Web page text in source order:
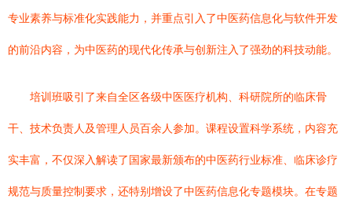
专业素养与标准化实践能力，并重点引入了中医药信息化与软件开发
的前沿内容，为中医药的现代化传承与创新注入了强劲的科技动能。
培训班吸引了来自全区各级中医医疗机构、科研院所的临床骨
干、技术负责人及管理人员百余人参加。课程设置科学系统，内容充
实丰富，不仅深入解读了国家最新颁布的中医药行业标准、临床诊疗
规范与质量控制要求，还特别增设了中医药信息化专题模块。在专题